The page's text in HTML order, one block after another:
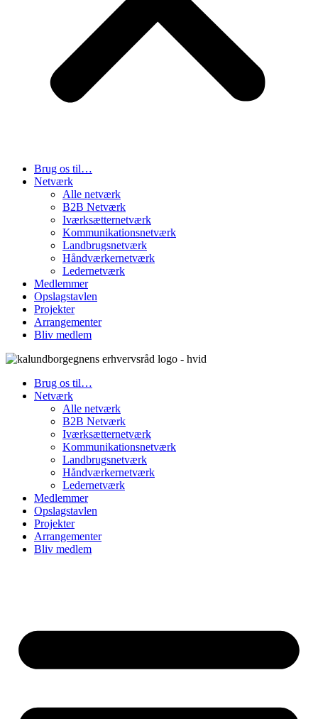
Brug os til…
Netværk
Alle netværk
B2B Netværk
Iværksætternetværk
Kommunikationsnetværk
Landbrugsnetværk
Håndværkernetværk
Ledernetværk
Medlemmer
Opslagstavlen
Projekter
Arrangementer
Bliv medlem
Brug os til…
Netværk
Alle netværk
B2B Netværk
Iværksætternetværk
Kommunikationsnetværk
Landbrugsnetværk
Håndværkernetværk
Ledernetværk
Medlemmer
Opslagstavlen
Projekter
Arrangementer
Bliv medlem